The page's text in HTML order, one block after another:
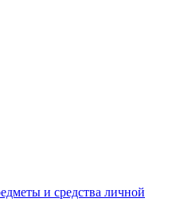
и средства личной